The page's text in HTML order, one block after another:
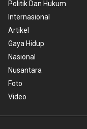
Politik Dan Hukum
Internasional
Artikel
Gaya Hidup
Nasional
Nusantara
Foto
Video